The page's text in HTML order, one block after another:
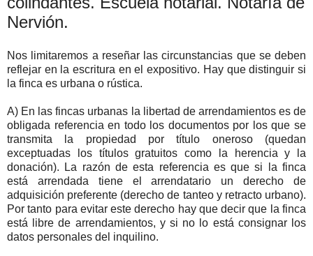
Nervión.
Nos limitaremos a reseñar las circunstancias que se deben
reflejar en la escritura en el expositivo. Hay que distinguir si
la finca es urbana o rústica.
A) En las fincas urbanas la libertad de arrendamientos es de
obligada referencia en todo los documentos por los que se
transmita la propiedad por título oneroso (quedan
exceptuadas los títulos gratuitos como la herencia y la
donación). La razón de esta referencia es que si la finca
está arrendada tiene el arrendatario un derecho de
adquisición preferente (derecho de tanteo y retracto urbano).
Por tanto para evitar este derecho hay que decir que la finca
está libre de arrendamientos, y si no lo está consignar los
datos personales del inquilino.